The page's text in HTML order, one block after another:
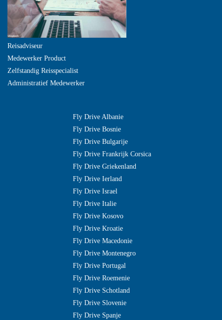
Reisadviseur
Medewerker Product
Zelfstandig Reisspecialist
Administratief Medewerker
Fly Drive Albanie
Fly Drive Bosnie
Fly Drive Bulgarije
Fly Drive Frankrijk Corsica
Fly Drive Griekenland
Fly Drive Ierland
Fly Drive Israel
Fly Drive Italie
Fly Drive Kosovo
Fly Drive Kroatie
Fly Drive Macedonie
Fly Drive Montenegro
Fly Drive Portugal
Fly Drive Roemenie
Fly Drive Schotland
Fly Drive Slovenie
Fly Drive Spanje